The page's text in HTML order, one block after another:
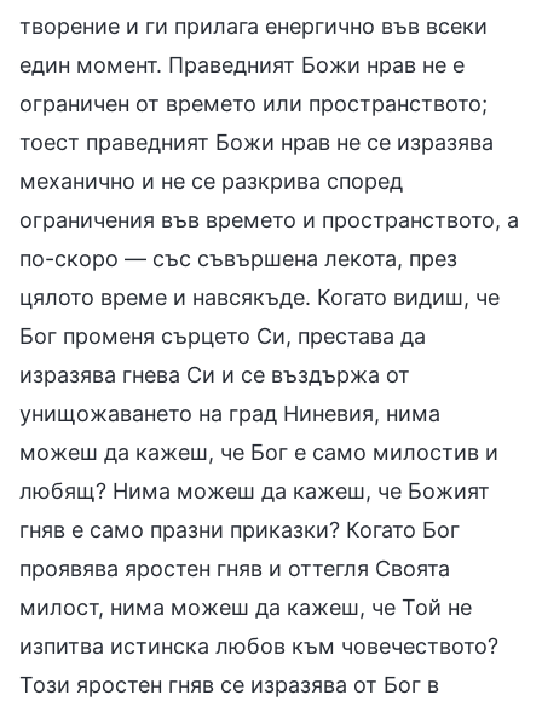
творение и ги прилага енергично във всеки
един момент. Праведният Божи нрав не е
ограничен от времето или пространството;
тоест праведният Божи нрав не се изразява
механично и не се разкрива според
ограничения във времето и пространството, а
по-скоро — със съвършена лекота, през
цялото време и навсякъде. Когато видиш, че
Бог променя сърцето Си, престава да
изразява гнева Си и се въздържа от
унищожаването на град Ниневия, нима
можеш да кажеш, че Бог е само милостив и
любящ? Нима можеш да кажеш, че Божият
гняв е само празни приказки? Когато Бог
проявява яростен гняв и оттегля Своята
милост, нима можеш да кажеш, че Той не
изпитва истинска любов към човечеството?
Този яростен гняв се изразява от Бог в